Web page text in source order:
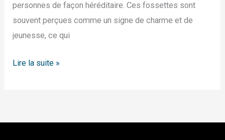
personnes de façon héréditaire. Ces fossettes sont
souvent perçues comme un signe de charme et de
jeunesse, ce qui
Lire la suite »